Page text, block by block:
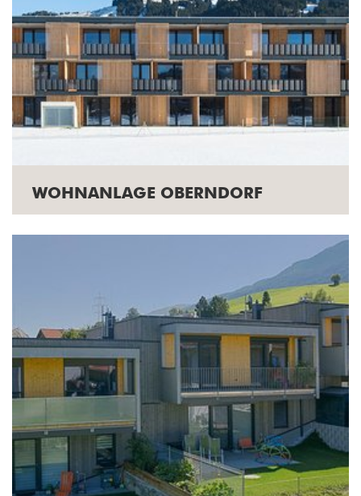
WOHNANLAGE OBERNDORF